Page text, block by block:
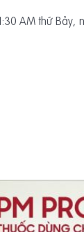
AM thứ Bảy,